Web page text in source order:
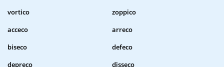
vortico
zoppico
acceco
arreco
biseco
defeco
depreco
disseco